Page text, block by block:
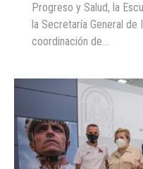
Progreso y Salud, la
la Secretaría General de
coordinación de…